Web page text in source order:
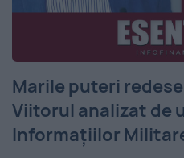
Marile puteri
Viitorul analizat de
Informațiilor